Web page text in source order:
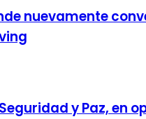
nuevamente
y Paz, en